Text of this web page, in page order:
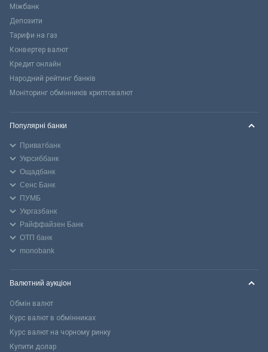
Міжбанк
Депозити
Тарифи на газ
Конвертер валют
Кредит онлайн
Народний рейтинг банків
Моніторинг обмінників криптовалют
Популярні банки
Приватбанк
Укрсиббанк
Ощадбанк
Сенс Банк
ПУМБ
Укргазбанк
Райффайзен Банк
ОТП банк
monobank
Валютний аукціон
Обмін валют
Курс валют в обмінниках
Курс валют на чорному ринку
Купити долар